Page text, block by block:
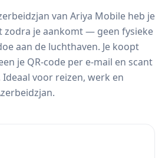
van Ariya Mobile heb je
zodra je aankomt — geen fysieke
aan de luchthaven. Je koopt
je QR-code per e-mail en scant
voor reizen, werk en